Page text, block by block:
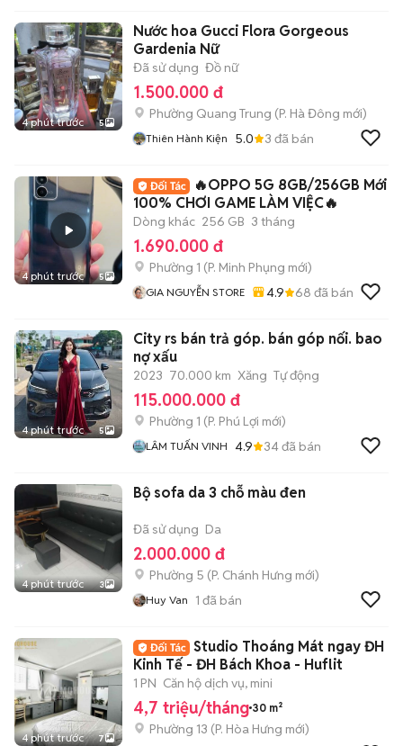
4 phút trước 5
Nước hoa Gucci Flora Gorgeous
Gardenia Nữ
Đã sử dụng Đồ nữ
1.500.000 đ
Phường Quang Trung (P. Hà Đông mới)
Thiên Hành Kiện 5.0 3 đã bán
4 phút trước 5
🔥OPPO 5G 8GB/256GB Mới
100% CHƠI GAME LÀM VIỆC🔥
Dòng khác 256 GB 3 tháng
1.690.000 đ
Phường 1 (P. Minh Phụng mới)
GIA NGUYỄN STORE 4.9 68 đã bán
4 phút trước 5
City rs bán trả góp. bán góp nối. bao
nợ xấu
2023 70.000 km Xăng Tự động
115.000.000 đ
Phường 1 (P. Phú Lợi mới)
LÂM TUẤN VINH 4.9 34đã bán
4 phút trước 3
Bộ sofa da 3 chỗ màu đen
Đã sử dụng Da
2.000.000 đ
Phường 5 (P. Chánh Hưng mới)
Huy Van 1 đã bán
4 phút trước 7
Studio Thoáng Mát ngay ĐH
Kinh Tế - ĐH Bách Khoa - Huflit
1 PN Căn hộ dịch vụ, mini
4,7 triệu/tháng 30 m²
Phường 13 (P. Hòa Hưng mới)